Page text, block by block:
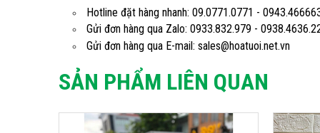
Hotline đặt hàng nhanh: 09.0771.0771 -
Gửi đơn hàng qua Zalo: 0933.832.979 -
Gửi đơn hàng qua E-mail: sales@hoatuoi.net.vn
SẢN PHẨM LIÊN QUAN